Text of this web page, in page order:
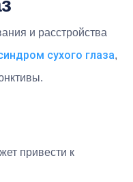
и расстройства
сухого глаза,
привести к